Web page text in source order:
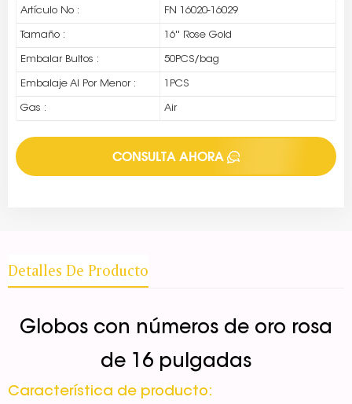
Artículo No : FN 16020-16029
Tamaño : 16'' Rose Gold
Embalar Bultos : 50PCS/bag
Embalaje Al Por Menor : 1PCS
Gas : Air
CONSULTA AHORA
Detalles De Producto
Globos con números de oro rosa
de 16 pulgadas
Característica de producto: